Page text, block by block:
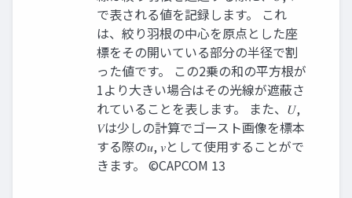
で表される値を記録します。 これ
は、絞り羽根の中心を原点とした座
標をその開いている部分の半径で割
った値です。 この2乗の和の平方根が
1より大きい場合はその光線が遮蔽さ
れていることを表します。 また、𝑈,
𝑉は少しの計算でゴースト画像を標本
する際の𝑢, 𝑣として使用することがで
きます。 ©CAPCOM 13